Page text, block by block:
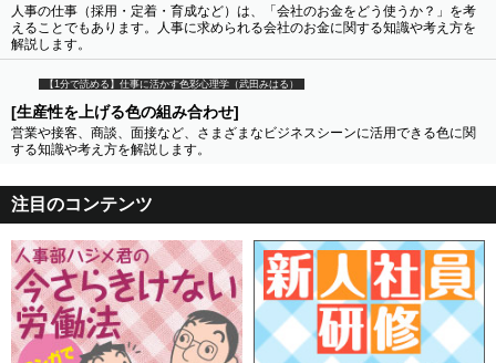
人事の仕事（採用・定着・育成など）は、「会社のお金をどう使うか？」を考
えることでもあります。人事に求められる会社のお金に関する知識や考え方を
解説します。
【1分で読める】仕事に活かす色彩心理学（武田みはる）
[生産性を上げる色の組み合わせ]
営業や接客、商談、面接など、さまざまなビジネスシーンに活用できる色に関
する知識や考え方を解説します。
注目のコンテンツ